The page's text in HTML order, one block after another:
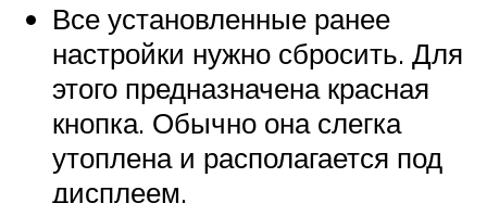
Все установленные ранее
настройки нужно сбросить. Для
этого предназначена красная
кнопка. Обычно она слегка
утоплена и располагается под
дисплеем.